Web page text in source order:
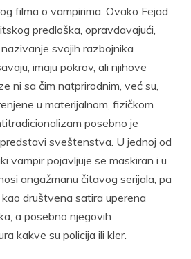
filma o vampirima. Ovako Fejad
predloška, opravdavajući,
svojih razbojnika
imaju pokrov, ali njihove
ni sa čim natprirodnim, već su,
u materijalnom, fizičkom
posebno je
sveštenstva. U jednoj od
vampir pojavljuje se maskiran i u
angažmanu čitavog serijala, pa
društvena satira uperena
a posebno njegovih
kakve su policija ili kler.